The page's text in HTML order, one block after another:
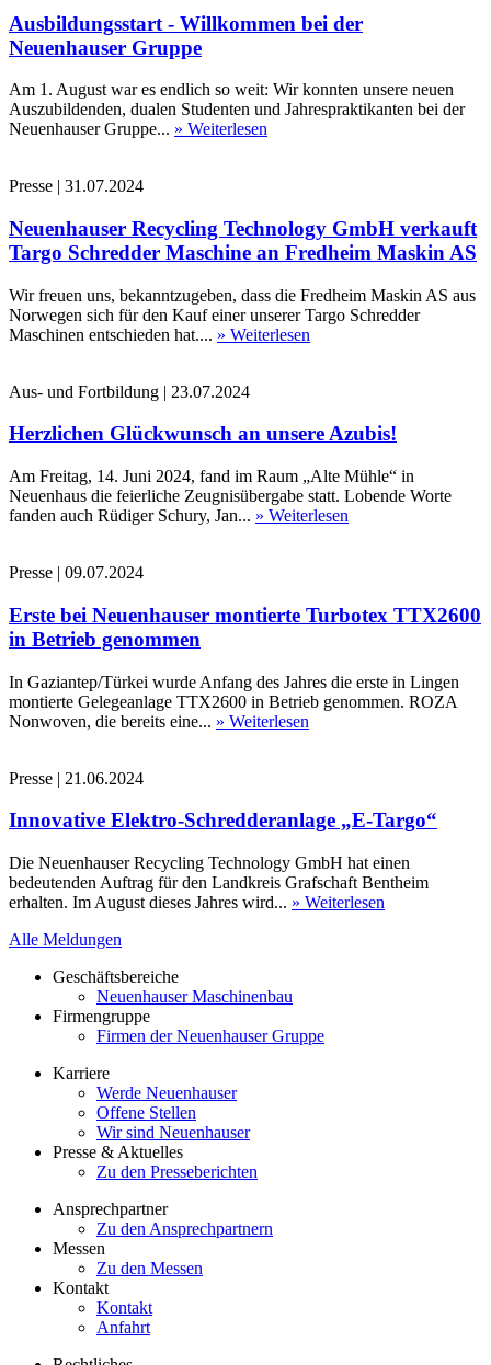
Ausbildungsstart - Willkommen bei der
Neuenhauser Gruppe
Am 1. August war es endlich so weit: Wir konnten unsere neuen
Auszubildenden, dualen Studenten und Jahrespraktikanten bei der
Neuenhauser Gruppe... » Weiterlesen
Presse | 31.07.2024
Neuenhauser Recycling Technology GmbH verkauft
Targo Schredder Maschine an Fredheim Maskin AS
Wir freuen uns, bekanntzugeben, dass die Fredheim Maskin AS aus
Norwegen sich für den Kauf einer unserer Targo Schredder
Maschinen entschieden hat.... » Weiterlesen
Aus- und Fortbildung | 23.07.2024
Herzlichen Glückwunsch an unsere Azubis!
Am Freitag, 14. Juni 2024, fand im Raum „Alte Mühle“ in
Neuenhaus die feierliche Zeugnisübergabe statt. Lobende Worte
fanden auch Rüdiger Schury, Jan... » Weiterlesen
Presse | 09.07.2024
Erste bei Neuenhauser montierte Turbotex TTX2600
in Betrieb genommen
In Gaziantep/Türkei wurde Anfang des Jahres die erste in Lingen
montierte Gelegeanlage TTX2600 in Betrieb genommen. ROZA
Nonwoven, die bereits eine... » Weiterlesen
Presse | 21.06.2024
Innovative Elektro-Schredderanlage „E-Targo“
Die Neuenhauser Recycling Technology GmbH hat einen
bedeutenden Auftrag für den Landkreis Grafschaft Bentheim
erhalten. Im August dieses Jahres wird... » Weiterlesen
Alle Meldungen
Geschäftsbereiche
Neuenhauser Maschinenbau
Firmengruppe
Firmen der Neuenhauser Gruppe
Karriere
Werde Neuenhauser
Offene Stellen
Wir sind Neuenhauser
Presse & Aktuelles
Zu den Presseberichten
Ansprechpartner
Zu den Ansprechpartnern
Messen
Zu den Messen
Kontakt
Kontakt
Anfahrt